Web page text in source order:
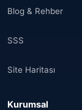
Blog & Rehber
SSS
Site Haritası
Kurumsal